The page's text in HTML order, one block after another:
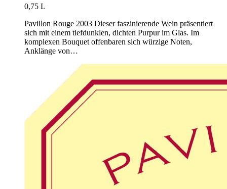
0,75 L
Pavillon Rouge 2003 Dieser faszinierende Wein präsentiert
sich mit einem tiefdunklen, dichten Purpur im Glas. Im
komplexen Bouquet offenbaren sich würzige Noten,
Anklänge von…